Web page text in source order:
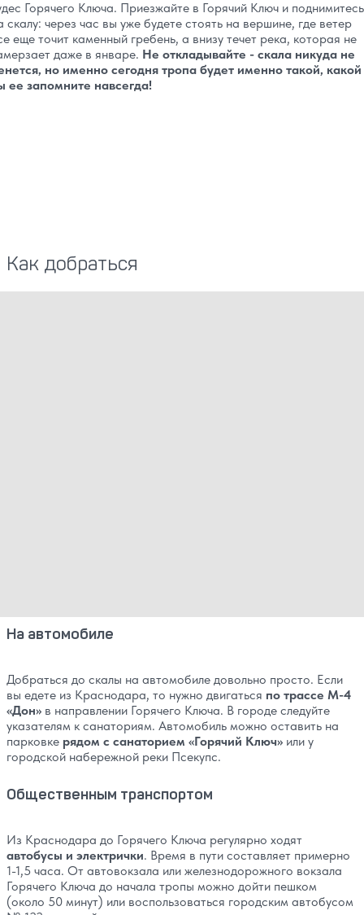
Горячего Ключа. Приезжайте в Горячий Ключ и поднимитесь
скалу: через час вы уже будете стоять на вершине, где ветер
еще точит каменный гребень, а внизу течет река, которая не
даже в январе. Не откладывайте - скала никуда не
но именно сегодня тропа будет именно такой, какой
ее запомните навсегда!
Как добраться
На автомобиле
Добраться до скалы на автомобиле довольно просто. Если
вы едете из Краснодара, то нужно двигаться по трассе М-4
«Дон» в направлении Горячего Ключа. В городе следуйте
указателям к санаториям. Автомобиль можно оставить на
парковке рядом с санаторием «Горячий Ключ» или у
городской набережной реки Псекупс.
Общественным транспортом
Из Краснодара до Горячего Ключа регулярно ходят
автобусы и электрички. Время в пути составляет примерно
1-1,5 часа. От автовокзала или железнодорожного вокзала
Горячего Ключа до начала тропы можно дойти пешком
(около 50 минут) или воспользоваться городским автобусом